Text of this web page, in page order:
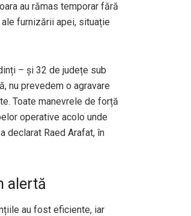
au rămas temporar fără
furnizării apei, situație
– și 32 de județe sub
nu prevedem o agravare
Toate manevrele de forță
operative acolo unde
declarat Raed Arafat, în
alertă
au fost eficiente, iar